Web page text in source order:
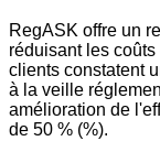
RegASK offre un
réduisant les
clients constatent
à la veille
amélioration de
de 50 % (%).